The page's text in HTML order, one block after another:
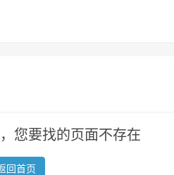
您要找的页面不存在
回首页